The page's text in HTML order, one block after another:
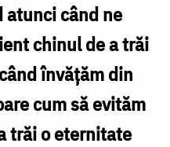
atunci când ne
chinul de a trăi
învățăm din
cum să evităm
trăi o eternitate